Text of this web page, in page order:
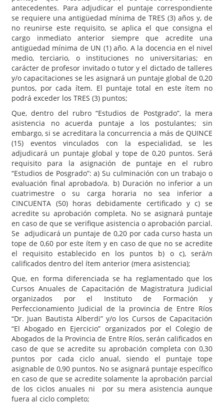
antecedentes. Para adjudicar el puntaje correspondiente
se requiere una antigüedad mínima de TRES (3) años y, de
no reunirse este requisito, se aplica el que consigna el
cargo inmediato anterior siempre que acredite una
antigüedad mínima de UN (1) año. A la docencia en el nivel
medio, terciario, o instituciones no universitarias; en
carácter de profesor invitado o tutor y el dictado de talleres
y/o capacitaciones se les asignará un puntaje global de 0,20
puntos, por cada ítem. El puntaje total en este ítem no
podrá exceder los TRES (3) puntos;
Que, dentro del rubro “Estudios de Postgrado”, la mera
asistencia no acuerda puntaje a los postulantes; sin
embargo, si se acreditara la concurrencia a más de QUINCE
(15) eventos vinculados con la especialidad, se les
adjudicará un puntaje global y tope de 0,20 puntos. Será
requisito para la asignación de puntaje en el rubro
“Estudios de Posgrado”: a) Su culminación con un trabajo o
evaluación final aprobado/a. b) Duración no inferior a un
cuatrimestre o su carga horaria no sea inferior a
CINCUENTA (50) horas debidamente certificado y c) se
acredite su aprobación completa. No se asignará puntaje
en caso de que se verifique asistencia o aprobación parcial.
Se adjudicará un puntaje de 0,20 por cada curso hasta un
tope de 0,60 por este ítem y en caso de que no se acredite
el requisito establecido en los puntos b) o c), será/n
calificados dentro del ítem anterior (mera asistencia);
Que, en forma diferenciada se ha reglamentado que los
Cursos Anuales de Capacitación de Magistratura Judicial
organizados por el Instituto de Formación y
Perfeccionamiento Judicial de la provincia de Entre Ríos
“Dr. Juan Bautista Alberdi” y/o los Cursos de Capacitación
“El Abogado en Ejercicio” organizados por el Colegio de
Abogados de la Provincia de Entre Ríos, serán calificados en
caso de que se acredite su aprobación completa con 0,30
puntos por cada ciclo anual, siendo el puntaje tope
asignable de 0,90 puntos. No se asignará puntaje específico
en caso de que se acredite solamente la aprobación parcial
de los ciclos anuales ni por su mera asistencia aunque
fuera al ciclo completo;